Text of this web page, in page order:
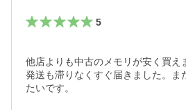
5
他店よりも中古のメモリが安く買え
発送も滞りなくすぐ届きました。ま
たいです。